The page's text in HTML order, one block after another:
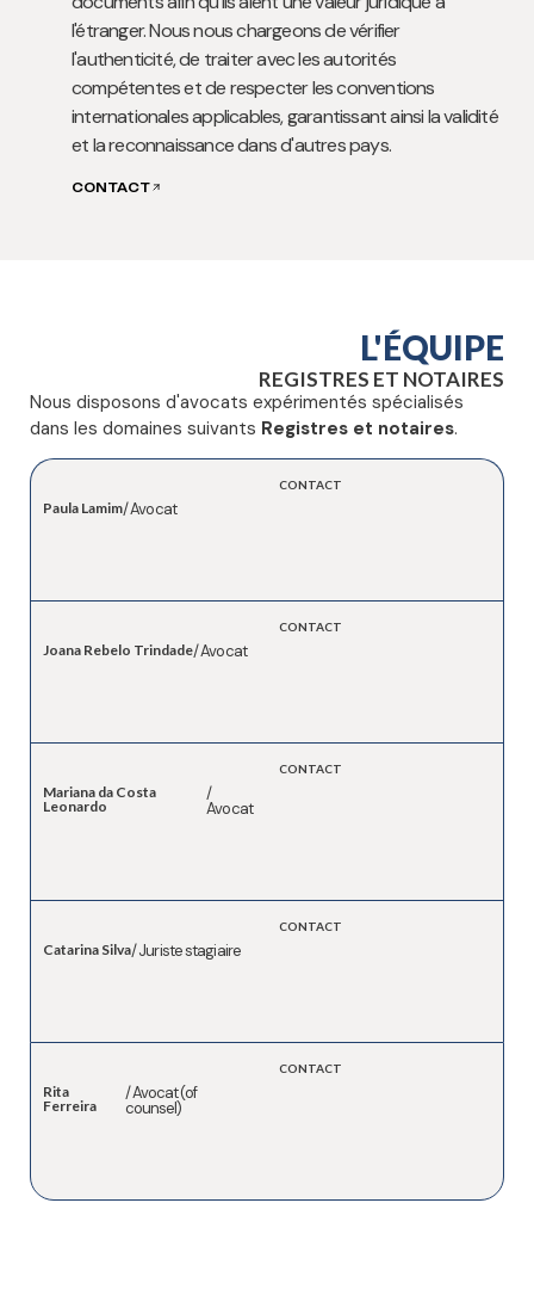
l'étranger. Nous nous chargeons de vérifier
l'authenticité, de traiter avec les autorités
compétentes et de respecter les conventions
internationales applicables, garantissant ainsi la validité
et la reconnaissance dans d'autres pays.
CONTACT
L'ÉQUIPE
REGISTRES ET NOTAIRES
Nous disposons d'avocats expérimentés spécialisés
dans les domaines suivants Registres et notaires.
Paula Lamim/ Avocat
CONTACT
Joana Rebelo Trindade/ Avocat
CONTACT
Mariana da Costa
Leonardo
/
Avocat
CONTACT
Catarina Silva/ Juriste stagiaire
CONTACT
Rita
Ferreira
/ Avocat (of
counsel)
CONTACT